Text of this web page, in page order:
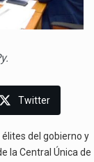
Twitter
del gobierno y
la Central Única de